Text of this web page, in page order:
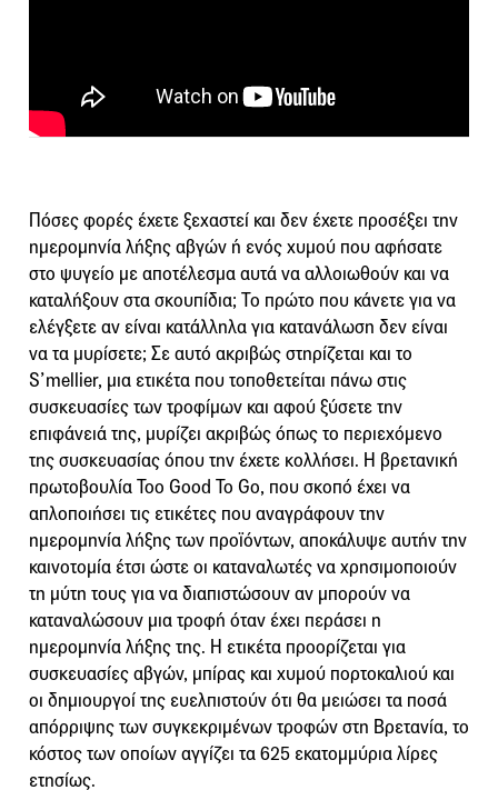
Πόσες φορές έχετε ξεχαστεί και δεν έχετε προσέξει την
ημερομηνία λήξης αβγών ή ενός χυμού που αφήσατε
στο ψυγείο με αποτέλεσμα αυτά να αλλοιωθούν και να
καταλήξουν στα σκουπίδια; Το πρώτο που κάνετε για να
ελέγξετε αν είναι κατάλληλα για κατανάλωση δεν είναι
να τα μυρίσετε; Σε αυτό ακριβώς στηρίζεται και το
S’mellier, μια ετικέτα που τοποθετείται πάνω στις
συσκευασίες των τροφίμων και αφού ξύσετε την
επιφάνειά της, μυρίζει ακριβώς όπως το περιεχόμενο
της συσκευασίας όπου την έχετε κολλήσει. Η βρετανική
πρωτοβουλία Too Good To Go, που σκοπό έχει να
απλοποιήσει τις ετικέτες που αναγράφουν την
ημερομηνία λήξης των προϊόντων, αποκάλυψε αυτήν την
καινοτομία έτσι ώστε οι καταναλωτές να χρησιμοποιούν
τη μύτη τους για να διαπιστώσουν αν μπορούν να
καταναλώσουν μια τροφή όταν έχει περάσει η
ημερομηνία λήξης της. Η ετικέτα προορίζεται για
συσκευασίες αβγών, μπίρας και χυμού πορτοκαλιού και
οι δημιουργοί της ευελπιστούν ότι θα μειώσει τα ποσά
απόρριψης των συγκεκριμένων τροφών στη Βρετανία, το
κόστος των οποίων αγγίζει τα 625 εκατομμύρια λίρες
ετησίως.